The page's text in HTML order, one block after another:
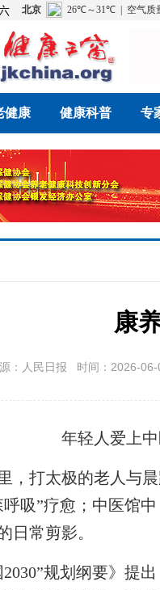
健康 健康科普 专
康
：人民日报 时间：2026-
年轻人爱上
打太极的老人与晨
呼吸”疗愈；中医馆
日常剪影。
规划纲要》提出